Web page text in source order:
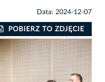
Data: 2024-12-07
POBIERZ TO ZDJĘCIE